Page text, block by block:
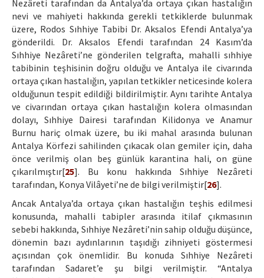
Nezâreti tarafından da Antalya’da ortaya çıkan hastalığın
nevi ve mahiyeti hakkında gerekli tetkiklerde bulunmak
üzere, Rodos Sıhhiye Tabibi Dr. Aksalos Efendi Antalya’ya
gönderildi. Dr. Aksalos Efendi tarafından 24 Kasım’da
Sıhhiye Nezâreti’ne gönderilen telgrafta, mahalli sıhhiye
tabibinin teşhisinin doğru olduğu ve Antalya ile civarında
ortaya çıkan hastalığın, yapılan tetkikler neticesinde kolera
olduğunun tespit edildiği bildirilmiştir. Aynı tarihte Antalya
ve civarından ortaya çıkan hastalığın kolera olmasından
dolayı, Sıhhiye Dairesi tarafından Kilidonya ve Anamur
Burnu hariç olmak üzere, bu iki mahal arasında bulunan
Antalya Körfezi sahilinden çıkacak olan gemiler için, daha
önce verilmiş olan beş günlük karantina hali, on güne
çıkarılmıştır[25]. Bu konu hakkında Sıhhiye Nezâreti
tarafından, Konya Vilâyeti’ne de bilgi verilmiştir[26].
Ancak Antalya’da ortaya çıkan hastalığın teşhis edilmesi
konusunda, mahalli tabipler arasında itilaf çıkmasının
sebebi hakkında, Sıhhiye Nezâreti’nin sahip olduğu düşünce,
dönemin bazı aydınlarının taşıdığı zihniyeti göstermesi
açısından çok önemlidir. Bu konuda Sıhhiye Nezâreti
tarafından Sadaret’e şu bilgi verilmiştir. “Antalya